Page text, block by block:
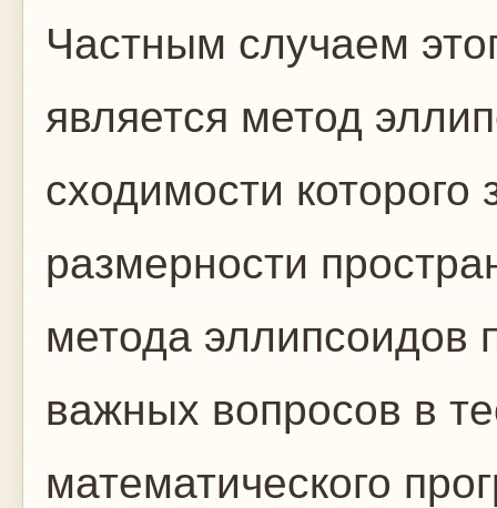
Частным случаем
является метод
сходимости которого
размерности
метода эллипсоидов
важных вопросов в
математического